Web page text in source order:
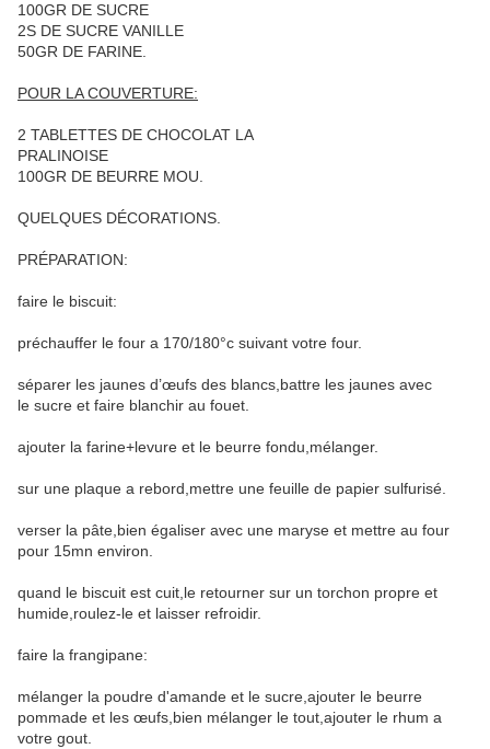
100GR DE SUCRE
2S DE SUCRE VANILLE
50GR DE FARINE.
POUR LA COUVERTURE:
2 TABLETTES DE CHOCOLAT LA
PRALINOISE
100GR DE BEURRE MOU.
QUELQUES DÉCORATIONS.
PRÉPARATION:
faire le biscuit:
préchauffer le four a 170/180°c suivant votre four.
séparer les jaunes d’œufs des blancs,battre les jaunes avec
le sucre et faire blanchir au fouet.
ajouter la farine+levure et le beurre fondu,mélanger.
sur une plaque a rebord,mettre une feuille de papier sulfurisé.
verser la pâte,bien égaliser avec une maryse et mettre au four
pour 15mn environ.
quand le biscuit est cuit,le retourner sur un torchon propre et
humide,roulez-le et laisser refroidir.
faire la frangipane:
mélanger la poudre d'amande et le sucre,ajouter le beurre
pommade et les œufs,bien mélanger le tout,ajouter le rhum a
votre gout.